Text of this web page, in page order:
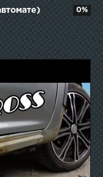
0%